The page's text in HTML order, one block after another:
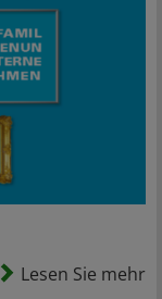
Lesen Sie mehr